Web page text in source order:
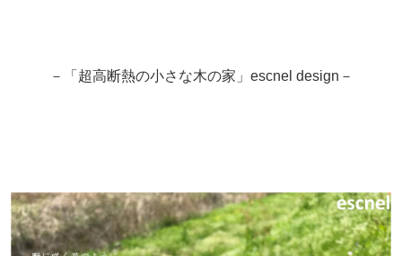
－「超高断熱の小さな木の家」escnel design－